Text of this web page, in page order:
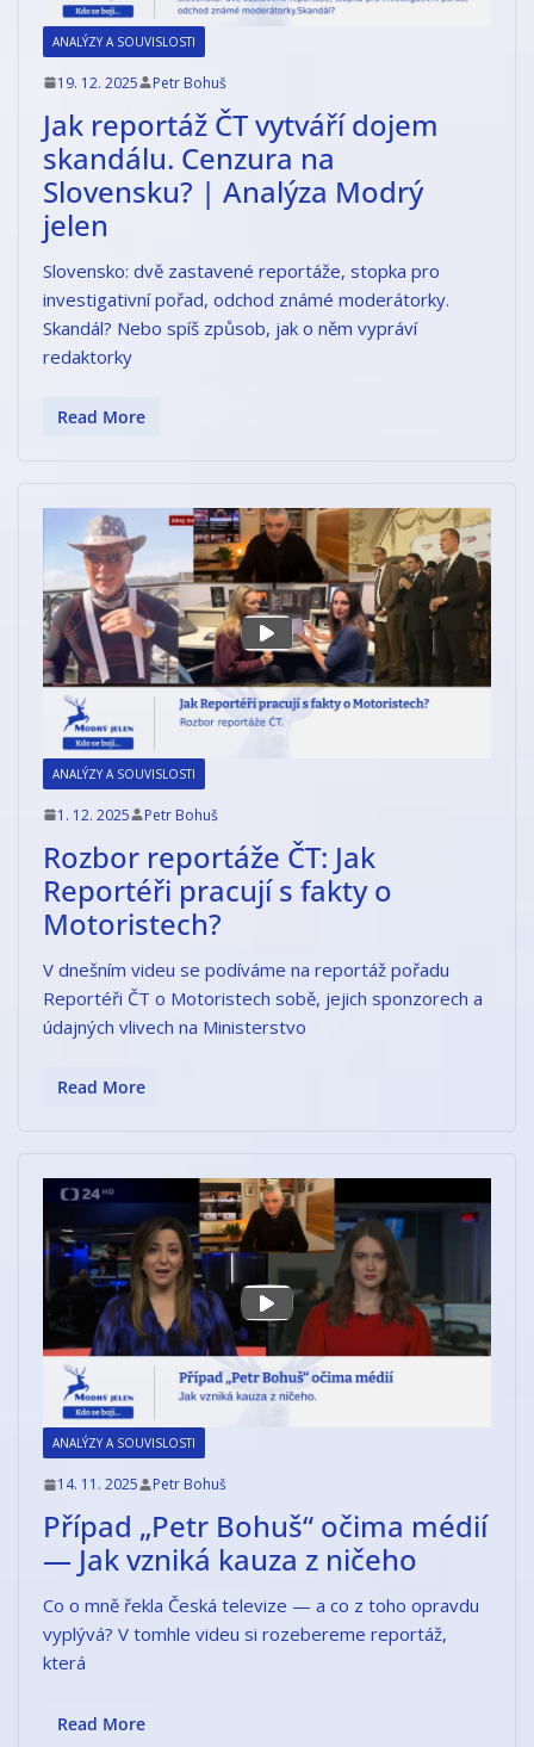
ANALÝZY A SOUVISLOSTI
19. 12. 2025 Petr Bohuš
Jak reportáž ČT vytváří dojem
skandálu. Cenzura na
Slovensku? | Analýza Modrý
jelen
Slovensko: dvě zastavené reportáže, stopka pro
investigativní pořad, odchod známé moderátorky.
Skandál? Nebo spíš způsob, jak o něm vypráví
redaktorky
Read More
ANALÝZY A SOUVISLOSTI
1. 12. 2025 Petr Bohuš
Rozbor reportáže ČT: Jak
Reportéři pracují s fakty o
Motoristech?
V dnešním videu se podíváme na reportáž pořadu
Reportéři ČT o Motoristech sobě, jejich sponzorech a
údajných vlivech na Ministerstvo
Read More
ANALÝZY A SOUVISLOSTI
14. 11. 2025 Petr Bohuš
Případ „Petr Bohuš“ očima médií
— Jak vzniká kauza z ničeho
Co o mně řekla Česká televize — a co z toho opravdu
vyplývá? V tomhle videu si rozebereme reportáž,
která
Read More